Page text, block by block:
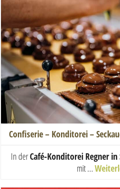
Confiserie – Konditorei –
In derCafé-Konditorei Regner in
mit ...